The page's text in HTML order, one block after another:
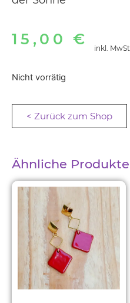
15,00€ inkl. MwSt.
Nicht vorrätig
< Zurück zum Shop
Ähnliche Produkte